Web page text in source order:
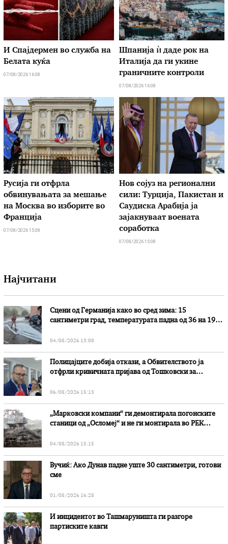
И Спајдермен во служба на
Белата куќа
07/08/2026 16:08
Шпанија ѝ даде рок на
Италија да ги укине
граничните контроли
07/08/2026 16:08
Русија ги отфрла
обвинувањата за мешање
на Москва во изборите во
Франција
07/08/2026 15:08
Нов сојуз на регионални
сили: Турција, Пакистан и
Саудиска Арабија ја
зајакнуваат воената
соработка
07/08/2026 15:08
Најчитани
Сцени од Германија како во сред зима: 15
сантиметри град, температурата падна од 36 на 19
04/08/2026 13:08
Полицајците добија откази, а Обвителството ја
отфрли кривичната пријава од Тошковски за
06/08/2026 15:13
„Марковски компани“ ги демонтирала погонските
станици од „Осломеј“ и не ги монтирала во РЕК
04/08/2026 15:15
Вучиќ: Ако Дунав падне уште 30 сантиметри, готови
сме
01/08/2026 16:28
И инцидентот во Ташмаруништa ги разгоре
партиските кавги